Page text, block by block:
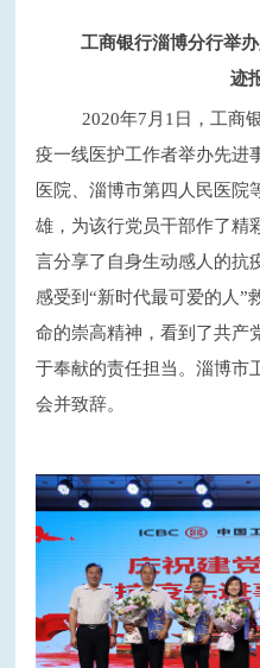
工商银行淄博分行举
迹
2020年7月1日，工商
疫一线医护工作者举办先进
医院、淄博市第四人民医院
雄，为该行党员干部作了精
言分享了自身生动感人的抗
感受到“新时代最可爱的人”
命的崇高精神，看到了共产
于奉献的责任担当。淄博市
会并致辞。